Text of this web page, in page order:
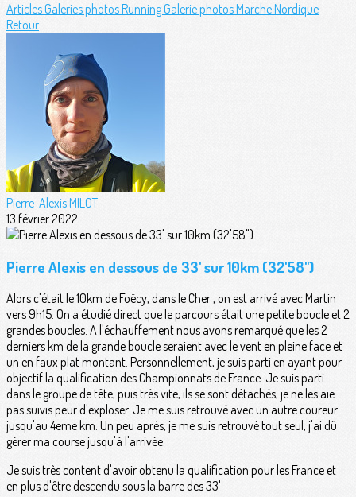
ArticlesGaleries photos RunningGalerie photos Marche Nordique
Retour
Pierre-Alexis MILOT
13 février 2022
Pierre Alexis en dessous de 33' sur 10km (32'58")
Alors c'était le 10km de Foëcy, dans le Cher , on est arrivé avec Martin
vers 9h15. On a étudié direct que le parcours était une petite boucle et 2
grandes boucles. A l'échauffement nous avons remarqué que les 2
derniers km de la grande boucle seraient avec le vent en pleine face et
un en faux plat montant. Personnellement, je suis parti en ayant pour
objectif la qualification des Championnats de France. Je suis parti
dans le groupe de tête, puis très vite, ils se sont détachés, je ne les aie
pas suivis peur d'exploser. Je me suis retrouvé avec un autre coureur
jusqu'au 4eme km. Un peu après, je me suis retrouvé tout seul, j'ai dû
gérer ma course jusqu'à l'arrivée.
Je suis très content d'avoir obtenu la qualification pour les France et
en plus d'être descendu sous la barre des 33'